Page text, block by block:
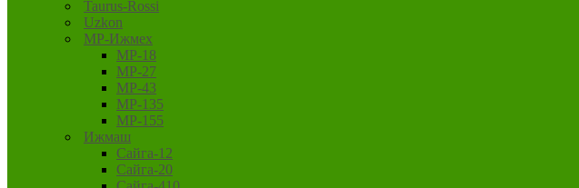
Taurus-Rossi
Uzkon
MP-Ижмех
MP-18
MP-27
MP-43
MP-135
MP-155
Ижмаш
Сайга-12
Сайга-20